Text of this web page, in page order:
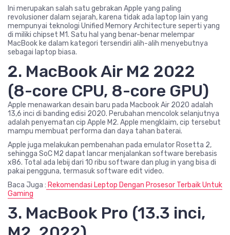
Ini merupakan salah satu gebrakan Apple yang paling
revolusioner dalam sejarah, karena tidak ada laptop lain yang
mempunyai teknologi Unified Memory Architecture seperti yang
di miliki chipset M1. Satu hal yang benar-benar melempar
MacBook ke dalam kategori tersendiri alih-alih menyebutnya
sebagai laptop biasa.
2. MacBook Air M2 2022
(8-core CPU, 8-core GPU)
Apple menawarkan desain baru pada Macbook Air 2020 adalah
13,6 inci di banding edisi 2020. Perubahan mencolok selanjutnya
adalah penyematan cip Apple M2. Apple mengklaim, cip tersebut
mampu membuat performa dan daya tahan baterai.
Apple juga melakukan pembenahan pada emulator Rosetta 2,
sehingga SoC M2 dapat lancar menjalankan software berebasis
x86. Total ada lebij dari 10 ribu software dan plug in yang bisa di
pakai pengguna, termasuk software edit video.
Baca Juga : Rekomendasi Leptop Dengan Prosesor Terbaik Untuk
Gaming
3. MacBook Pro (13.3 inci,